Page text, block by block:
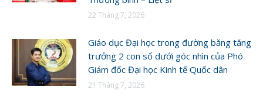
22 Tháng 7, 2026
Giáo dục Đại học trong đường băng tăng
trưởng 2 con số dưới góc nhìn của Phó
Giám đốc Đại học Kinh tế Quốc dân
21 Tháng 7, 2026